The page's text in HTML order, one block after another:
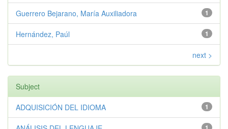
1
Guerrero Bejarano, María Auxiliadora
1
Hernández, Paúl
next >
Subject
1
ADQUISICIÓN DEL IDIOMA